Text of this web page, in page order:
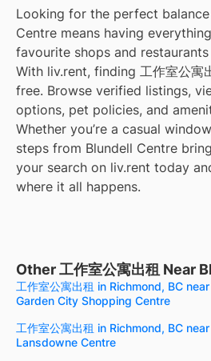
Looking for the perfect
Centre means having
favourite shops and
With liv.rent, finding 工作室公寓
free. Browse verified listings,
options, pet policies, and
Whether you’re a casual
steps from Blundell Centre
your search on liv.rent today
where it all happens.
Other 工作室公寓出租 Near
工作室公寓出租 in Richmond, BC near
Garden City Shopping Centre
工作室公寓出租 in Richmond, BC near
Lansdowne Centre